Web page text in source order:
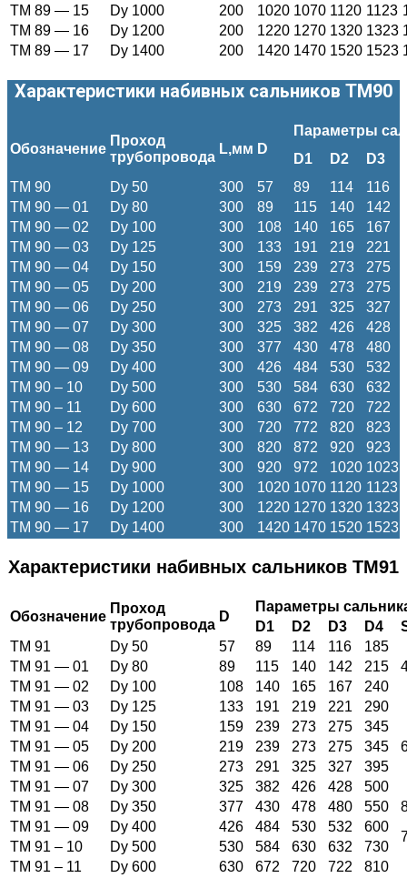
ТМ 89 — 15
Dy 1000 200 1020 1070 1120 1123
ТМ 89 — 16
Dy 1200 200 1220 1270 1320 1323
ТМ 89 — 17
Dy 1400 200 1420 1470 1520 1523
Характеристики набивных сальников ТМ90
Обозначение
Проход
трубопровода
L,мм D
Параметры
D1
D2 D3
ТМ 90
Dy 50 300 57 89 114 116
ТМ 90 — 01
Dy 80 300 89 115 140 142
ТМ 90 — 02
Dy 100 300 108 140 165 167
ТМ 90 — 03
Dy 125 300 133 191 219 221
ТМ 90 — 04
Dy 150 300 159 239 273 275
ТМ 90 — 05
Dy 200 300 219 239 273 275
ТМ 90 — 06
Dy 250 300 273 291 325 327
ТМ 90 — 07
Dy 300 300 325 382 426 428
ТМ 90 — 08
Dy 350 300 377 430 478 480
ТМ 90 — 09
Dy 400 300 426 484 530 532
ТМ 90 – 10
Dy 500 300 530 584 630 632
ТМ 90 – 11
Dy 600 300 630 672 720 722
ТМ 90 – 12
Dy 700 300 720 772 820 823
ТМ 90 — 13
Dy 800 300 820 872 920 923
ТМ 90 — 14
Dy 900 300 920 972 1020 1023
ТМ 90 — 15
Dy 1000 300 1020 1070 1120 1123
ТМ 90 — 16
Dy 1200 300 1220 1270 1320 1323
ТМ 90 — 17
Dy 1400 300 1420 1470 1520 1523
Характеристики набивных сальников ТМ91
Обозначение
Проход
трубопровода
D
Параметры
D1
D2 D3 D4
ТМ 91
Dy 50 57 89 114 116
185
ТМ 91 — 01 Dy 80 89 115 140 142
215
ТМ 91 — 02
Dy 100 108 140 165 167
240
ТМ 91 — 03
Dy 125 133 191 219 221 290
ТМ 91 — 04 Dy 150 159 239 273 275
345
ТМ 91 — 05
Dy 200 219 239 273 275
345
ТМ 91 — 06
Dy 250 273 291 325 327
395
ТМ 91 — 07
Dy 300 325 382 426 428
500
ТМ 91 — 08
Dy 350 377 430 478 480 550
ТМ 91 — 09
Dy 400 426 484 530 532 600
ТМ 91 – 10 Dy 500 530 584 630 632
730
ТМ 91 – 11
Dy 600 630 672 720 722
810